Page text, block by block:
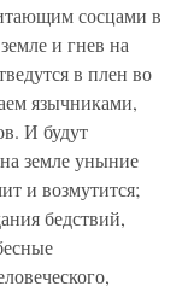
сосцами в
и гнев на
в плен во
язычниками,
И будут
земле уныние
и возмутится;
бедствий,